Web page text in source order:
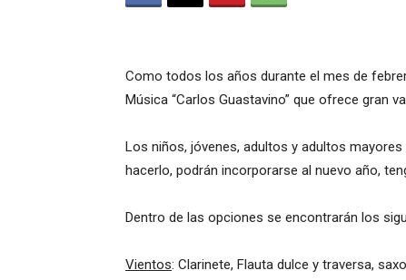
Como todos los años durante el mes de
Música “Carlos Guastavino” que ofrece gran
Los niños, jóvenes, adultos y adultos
hacerlo, podrán incorporarse al nuevo año,
Dentro de las opciones se encontrarán los
Vientos: Clarinete, Flauta dulce y traversa,